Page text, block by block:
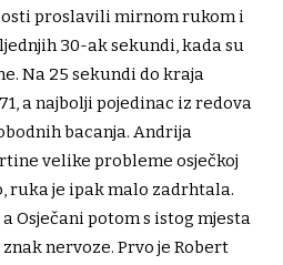
proslavili mirnom rukom i
30-ak sekundi, kada su
Na 25 sekundi do kraja
a najbolji pojedinac iz redova
bacanja. Andrija
velike probleme osječkoj
ruka je ipak malo zadrhtala.
Osječani potom s istog mjesta
nervoze. Prvo je Robert